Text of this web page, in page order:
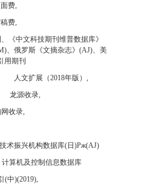
费,
费,
《中文科技期刊维普数据库》
、俄罗斯《文摘杂志》(AJ)、美
用期刊
人文扩展（2018年版）,
龙源收录,
收录,
术振兴机构数据库(日)Pж(AJ)
算机及控制信息数据库
(中)(2019),